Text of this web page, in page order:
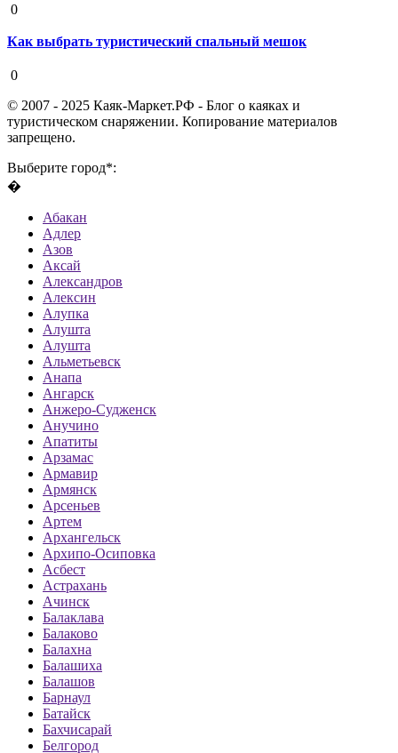
0
Как выбрать туристический спальный мешок
0
© 2007 - 2025 Каяк-Маркет.РФ - Блог о каяках и
туристическом снаряжении. Копирование материалов
запрещено.
Выберите город*:
�
Абакан
Адлер
Азов
Аксай
Александров
Алексин
Алупка
Алушта
Алушта
Альметьевск
Анапа
Ангарск
Анжеро-Судженск
Анучино
Апатиты
Арзамас
Армавир
Армянск
Арсеньев
Артем
Архангельск
Архипо-Осиповка
Асбест
Астрахань
Ачинск
Балаклава
Балаково
Балахна
Балашиха
Балашов
Барнаул
Батайск
Бахчисарай
Белгород